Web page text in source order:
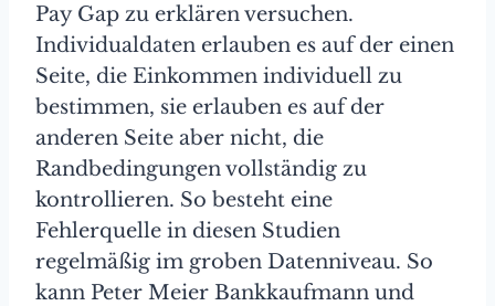
Pay Gap zu erklären versuchen.
Individualdaten erlauben es auf der einen
Seite, die Einkommen individuell zu
bestimmen, sie erlauben es auf der
anderen Seite aber nicht, die
Randbedingungen vollständig zu
kontrollieren. So besteht eine
Fehlerquelle in diesen Studien
regelmäßig im groben Datenniveau. So
kann Peter Meier Bankkaufmann und